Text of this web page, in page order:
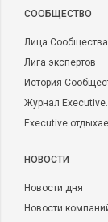
CООБЩЕСТВО
Лица Сообщества
Лига экспертов
История
Журнал
Executive
НОВОСТИ
Новости дня
Новости